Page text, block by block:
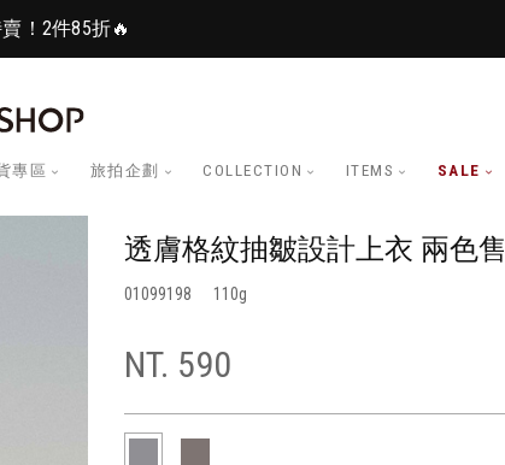
賣！2件85折🔥
專區 旅拍企劃 COLLECTION ITEMS SALE
透膚格紋抽皺設計上衣 兩色售
01099198 110
NT. 590